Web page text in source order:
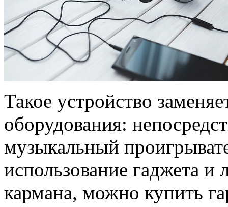
Такое устройство
оборудования:
музыкальный
использование гаджета и
кармана, можно купить